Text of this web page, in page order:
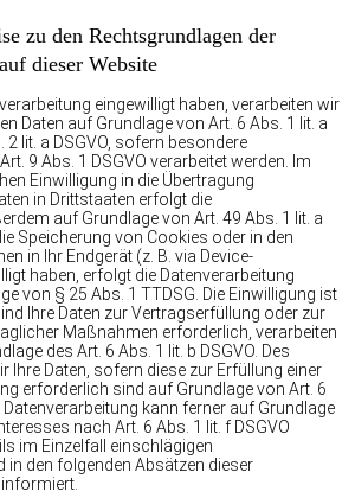
zu den Rechtsgrundlagen der
dieser Website
eingewilligt haben, verarbeiten wir
Daten auf Grundlage von Art. 6 Abs. 1 lit. a
2 lit. a DSGVO, sofern besondere
9 Abs. 1 DSGVO verarbeitet werden. Im
Einwilligung in die Übertragung
in Drittstaaten erfolgt die
auf Grundlage von Art. 49 Abs. 1 lit. a
Speicherung von Cookies oder in den
in Ihr Endgerät (z. B. via Device-
haben, erfolgt die Datenverarbeitung
von § 25 Abs. 1 TTDSG. Die Einwilligung ist
Ihre Daten zur Vertragserfüllung oder zur
Maßnahmen erforderlich, verarbeiten
des Art. 6 Abs. 1 lit. b DSGVO. Des
Ihre Daten, sofern diese zur Erfüllung einer
erforderlich sind auf Grundlage von Art. 6
Datenverarbeitung kann ferner auf Grundlage
nach Art. 6 Abs. 1 lit. f DSGVO
im Einzelfall einschlägigen
in den folgenden Absätzen dieser